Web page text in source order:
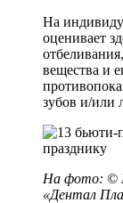
На
оценивает
вещества и
зубов и/или
На фото: ©
«Дентал